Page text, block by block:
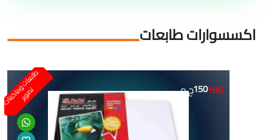
اكسسوارات طابعات
ط
ا
ب
ع
ا
ت
و
م
ا
ك
ي
ن
ا
ت
ت
ص
و
ي
ر 180
150ج.م